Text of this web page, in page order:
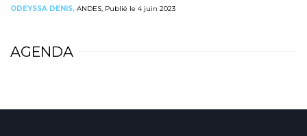
ODEYSSA DENIS, ANDES, Publié le 4 juin 2023
AGENDA